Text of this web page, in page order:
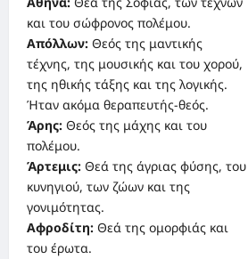
και του σώφρονος πολέμου.
Απόλλων: Θεός της μαντικής
τέχνης, της μουσικής και του χορού,
της ηθικής τάξης και της λογικής.
Ήταν ακόμα θεραπευτής-θεός.
Άρης: Θεός της μάχης και του
πολέμου.
Άρτεμις: Θεά της άγριας φύσης, του
κυνηγιού, των ζώων και της
γονιμότητας.
Αφροδίτη: Θεά της ομορφιάς και
του έρωτα.